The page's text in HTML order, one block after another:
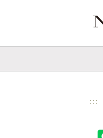
:::